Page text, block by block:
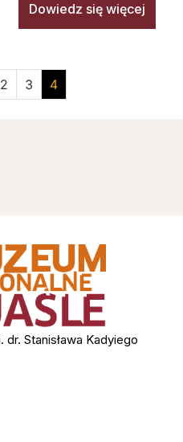
Dowiedz się więcej
2 3 4
Stanisława Kadyiego